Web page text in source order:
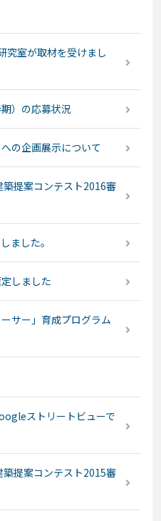
究室が取材を受けまし
）の応募状況
の企画展示について
提案コンテスト2016審
ました。
しました
サー」育成プログラム
ストリートビューで
提案コンテスト2015審